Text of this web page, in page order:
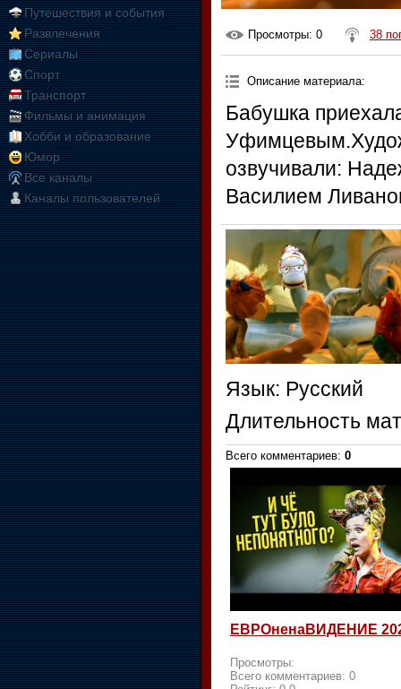
Путешествия и события
Развлечения
Сериалы
Спорт
Транспорт
Фильмы и анимация
Хобби и образование
Юмор
Все каналы
Каналы пользователей
Просмотры: 0 38
Описание материала:
Бабушка
озвучивали:
Василием
Язык: Русский
Длительность
Всего комментариев: 0
ЕВРОненаВИДЕНИЕ
Просмотры:
Всего комментариев: 0